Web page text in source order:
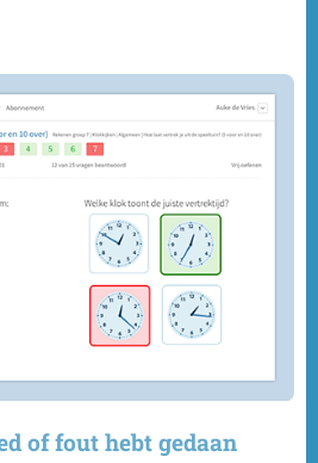
of fout hebt gedaan